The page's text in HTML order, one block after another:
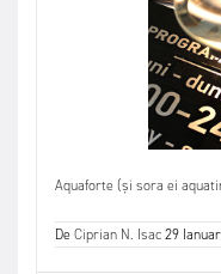
Aquaforte (și sora ei
DeCiprian N. Isac29